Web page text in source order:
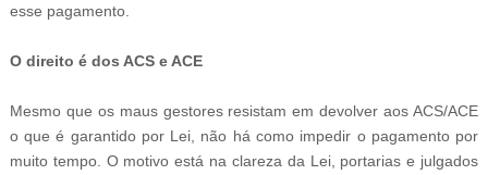
esse pagamento.
O direito é dos ACS e ACE
Mesmo que os maus gestores resistam em devolver aos ACS/ACE
o que é garantido por Lei, não há como impedir o pagamento por
muito tempo. O motivo está na clareza da Lei, portarias e julgados